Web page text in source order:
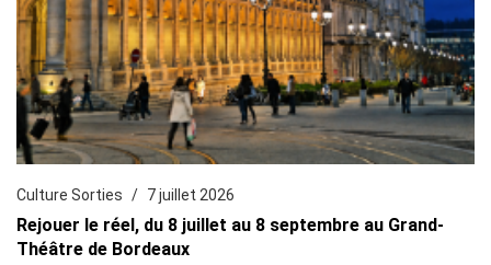
Culture Sorties 7 juillet 2026
Rejouer le réel, du 8 juillet au 8 septembre au Grand-
Théâtre de Bordeaux